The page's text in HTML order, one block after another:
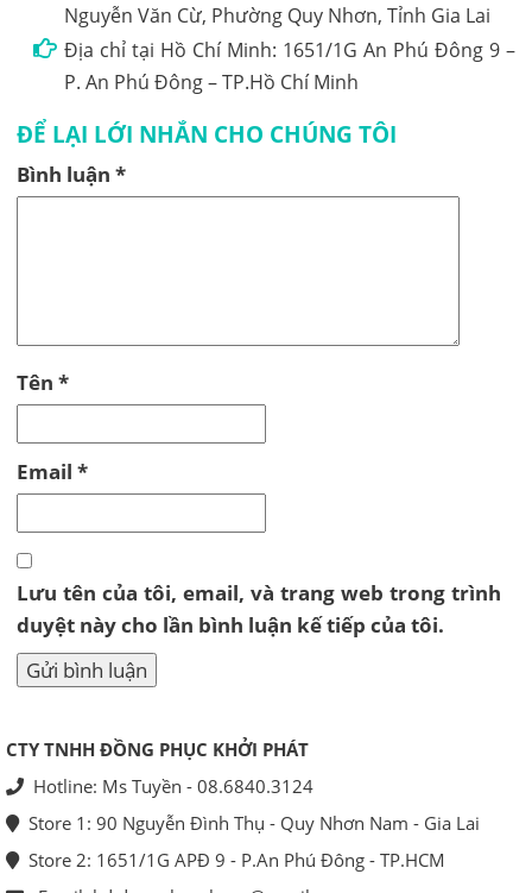
Nguyễn Văn Cừ, Phường Quy Nhơn, Tỉnh Gia Lai
Địa chỉ tại Hồ Chí Minh: 1651/1G An Phú Đông 9 –
P. An Phú Đông – TP.Hồ Chí Minh
ĐỂ LẠI LỚI NHẮN CHO CHÚNG TÔI
Bình luận*
Tên*
Email*
Lưu tên của tôi, email, và trang web trong trình
duyệt này cho lần bình luận kế tiếp của tôi.
CTY TNHH ĐỒNG PHỤC KHỞI PHÁT
Hotline: Ms Tuyền - 08.6840.3124
Store 1: 90 Nguyễn Đình Thụ - Quy Nhơn Nam - Gia Lai
Store 2: 1651/1G APĐ 9 - P.An Phú Đông - TP.HCM